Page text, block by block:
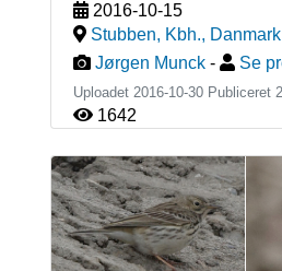
2016-10-15
Stubben, Kbh., Danmark
Jørgen Munck - Se
Uploadet 2016-10-30 Publiceret
1642